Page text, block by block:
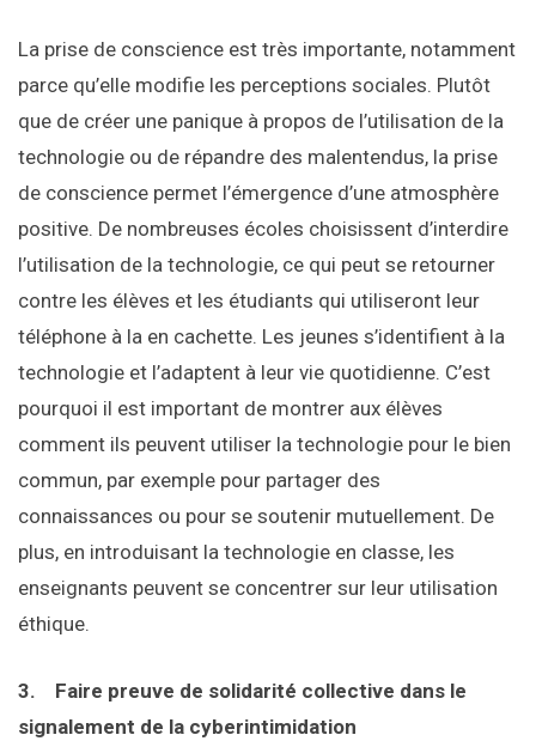
La prise de conscience est très importante, notamment
parce qu’elle modifie les perceptions sociales. Plutôt
que de créer une panique à propos de l’utilisation de la
technologie ou de répandre des malentendus, la prise
de conscience permet l’émergence d’une atmosphère
positive. De nombreuses écoles choisissent d’interdire
l’utilisation de la technologie, ce qui peut se retourner
contre les élèves et les étudiants qui utiliseront leur
téléphone à la en cachette. Les jeunes s’identifient à la
technologie et l’adaptent à leur vie quotidienne. C’est
pourquoi il est important de montrer aux élèves
comment ils peuvent utiliser la technologie pour le bien
commun, par exemple pour partager des
connaissances ou pour se soutenir mutuellement. De
plus, en introduisant la technologie en classe, les
enseignants peuvent se concentrer sur leur utilisation
éthique.
3.
Faire preuve de solidarité collective dans le
signalement de la cyberintimidation